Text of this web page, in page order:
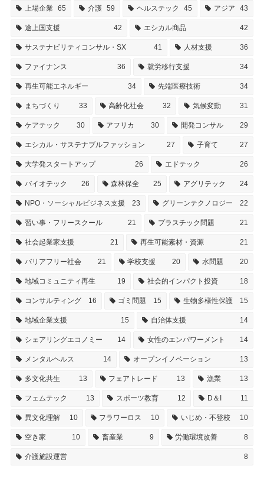
上場企業 65 介護 59 ヘルステック 45 アジア 43
途上国支援 42 エシカル商品 42
サステナビリティコンサル・SX 41 人材支援 36
ファイナンス 36 就労移行支援 34
再生可能エネルギー 34 先端医療技術 34
まちづくり 33 高齢化社会 32 気候変動 31
ケアテック 30 アフリカ 30 開発コンサル 29
エシカル・サステナブルファッション 27 子育て 27
大学発スタートアップ 26 エドテック 26
バイオテック 26 森林保全 25 アグリテック 24
NPO・ソーシャルビジネス支援 23 グリーンテクノロジー 22
習い事・フリースクール 21 プラスチック問題 21
社会起業家支援 21 再生可能素材・資源 21
バリアフリー社会 21 学校支援 20 水問題 20
地域コミュニティ再生 19 社会的インパクト投資 18
コンサルティング 16 ゴミ問題 15 生物多様性保護 15
地域企業支援 15 自治体支援 14
シェアリングエコノミー 14 女性のエンパワーメント 14
メンタルヘルス 14 オープンイノベーション 13
多文化共生 13 フェアトレード 13 漁業 13
フェムテック 13 スポーツ教育 12 D＆I 11
異文化理解 10 フラワーロス 10 いじめ・不登校 10
空き家 10 畜産業 9 労働環境改善 8
介護施設運営 8